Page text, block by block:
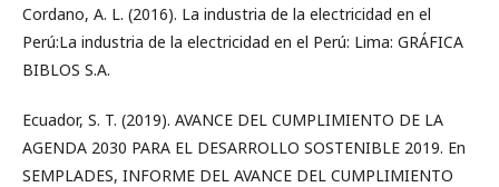
Cordano, A. L. (2016). La industria de la electricidad en el
Perú:La industria de la electricidad en el Perú: Lima: GRÁFICA
BIBLOS S.A.
Ecuador, S. T. (2019). AVANCE DEL CUMPLIMIENTO DE LA
AGENDA 2030 PARA EL DESARROLLO SOSTENIBLE 2019. En
SEMPLADES, INFORME DEL AVANCE DEL CUMPLIMIENTO